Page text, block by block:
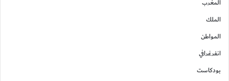
المغرب
الملك
المواطن
انفرغرافي
بودكاست